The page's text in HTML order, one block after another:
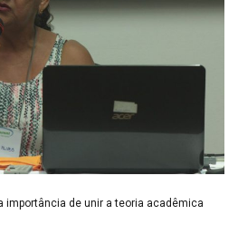
importância de unir a teoria acadêmica